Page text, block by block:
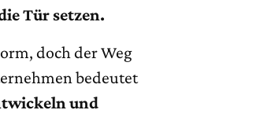
Tür setzen.
doch der Weg
bedeutet
und